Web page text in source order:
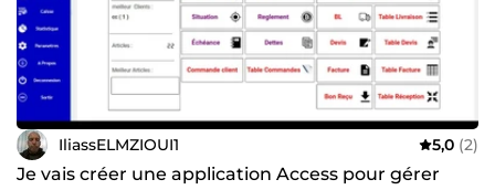
IliassELMZIOUI1 5,0 (2)
Je vais créer une application Access pour gérer